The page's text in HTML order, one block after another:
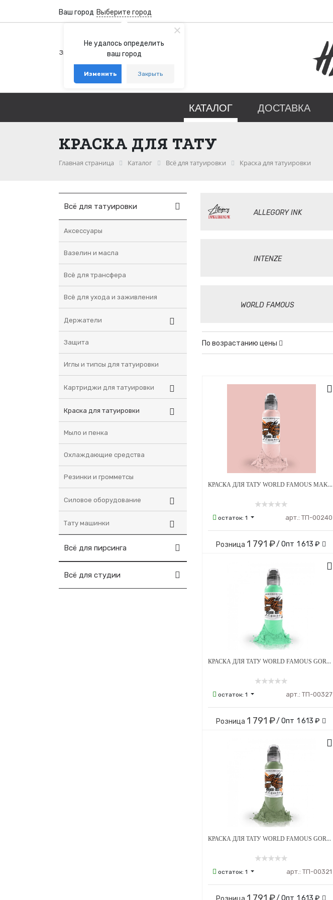
Не удалось определить
ваш город
Изменить Закрыть
Ваш город Выберите город
+7 (800) 100-76-77
Звонок бесплатный по России
+7 (931) 978-88-88
telegram whatsapp
КАТАЛОГ ДОСТАВКА
КРАСКА ДЛЯ ТАТУ
Главная страница Каталог Всё для татуировки Краска для татуировки
Всё для татуировки
Аксессуары
Вазелин и масла
Всё для трансфера
Всё для ухода и заживления
Держатели
Защита
Иглы и типсы для татуировки
Картриджи для татуировки
Краска для татуировки
Мыло и пенка
Охлаждающие средства
Резинки и громметсы
Силовое оборудование
Тату машинки
Всё для пирсинга
Всё для студии
ALLEGORY INK
INTENZE
WORLD FAMOUS
По возрастанию цены
КРАСКА ДЛЯ ТАТУ WORLD FAMOUS MAKS KORNEV'S SKINTONE #4
остаток: 1 арт.: ТП-00240
Розница 1 791 ₽/ Опт 1 613 ₽
КРАСКА ДЛЯ ТАТУ WORLD FAMOUS GORSKY'S SOLSTICE TEAL
остаток: 1 арт.: ТП-00327
Розница 1 791 ₽/ Опт 1 613 ₽
КРАСКА ДЛЯ ТАТУ WORLD FAMOUS GORSKY'S GREY GLUTTON
остаток: 1 арт.: ТП-00321
/ Опт 1 613 ₽